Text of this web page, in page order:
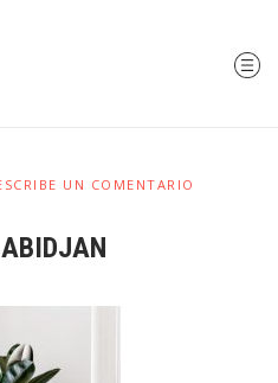
UN COMENTARIO